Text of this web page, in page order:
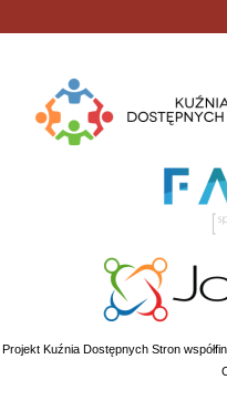
Projekt Kuźnia Dostępnych Stron